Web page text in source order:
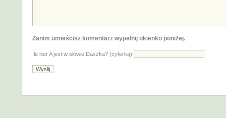
Zanim umieścisz komentarz wypełnij okienko poniżej.
Ile liter A jest w słowie Daszka? (cyferką)